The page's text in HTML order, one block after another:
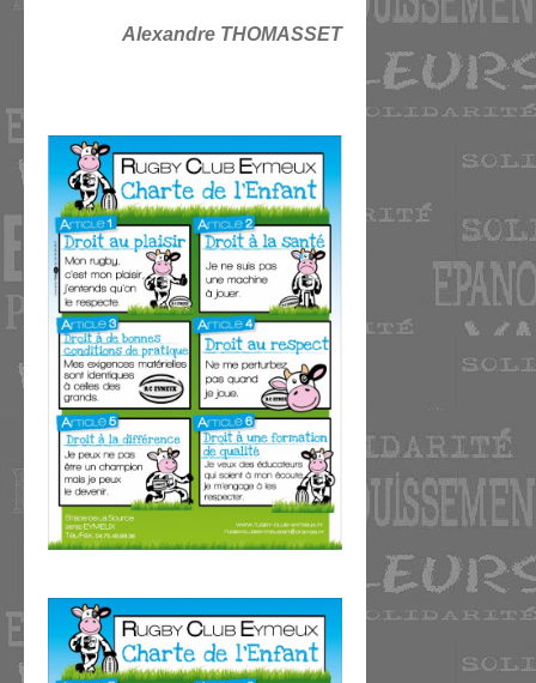
Alexandre THOMASSET